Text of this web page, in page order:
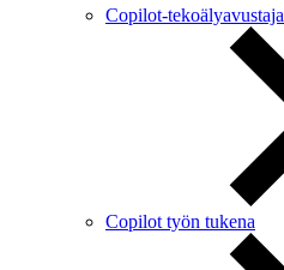
Copilot-tekoälyavustaja
Copilot työn tukena